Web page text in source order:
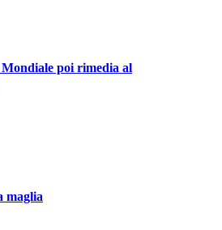
poi rimedia al
maglia